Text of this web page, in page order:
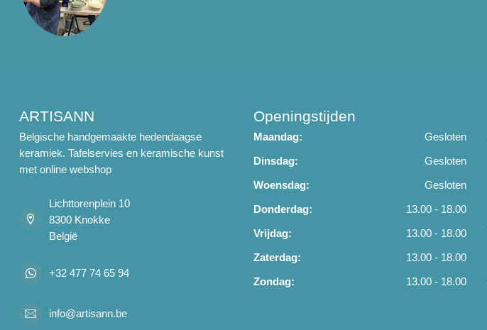
ARTISANN
Belgische handgemaakte hedendaagse
keramiek. Tafelservies en keramische kunst
met online webshop
Lichttorenplein 10
8300 Knokke
België
+32 477 74 65 94
info@artisann.be
Openingstijden
Maandag:
Gesloten
Dinsdag:
Gesloten
Woensdag:
Gesloten
Donderdag:
13.00 - 18.00
Vrijdag:
13.00 - 18.00
Zaterdag:
13.00 - 18.00
Zondag:
13.00 - 18.00